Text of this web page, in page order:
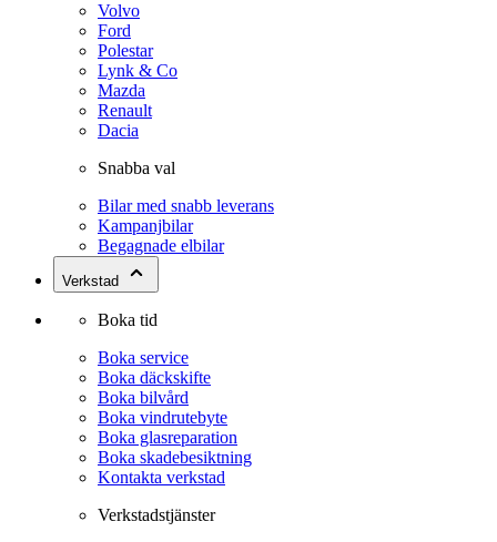
Volvo
Ford
Polestar
Lynk & Co
Mazda
Renault
Dacia
Snabba val
Bilar med snabb leverans
Kampanjbilar
Begagnade elbilar
Verkstad
Boka tid
Boka service
Boka däckskifte
Boka bilvård
Boka vindrutebyte
Boka glasreparation
Boka skadebesiktning
Kontakta verkstad
Verkstadstjänster